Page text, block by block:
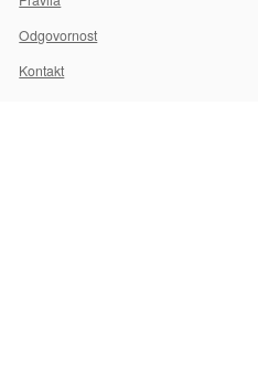
Odgovornost
Kontakt